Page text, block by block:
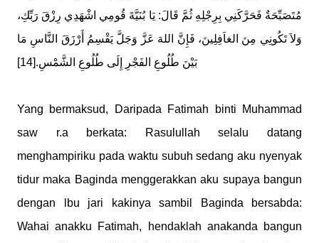
مُتَصَبِّحَةٌ فَحَرَّكَنِي بِرِجْلِهِ ثُمَّ قَالَ: يَا بُنَيَّةَ قُومِي اشْهَدِي رِزْقَ رَبِّكِ،
وَلاَ تَكُونِي مِنَ الغاَفِلِينَ، فَإِنَّ اللهَ عَزَّ وَجَلَّ يَقْسِمُ أَرْزَقَ النَّاسِ مَا
بَيْنَ طُلُوعِ الفَجْرِ إِلَى طُلُوعِ الشَّمْسِ.[14]
Yang bermaksud, Daripada Fatimah binti Muhammad
saw r.a berkata: Rasulullah selalu datang
menghampiriku pada waktu subuh sedang aku nyenyak
tidur maka Baginda menggerakkan aku supaya bangun
dengan lbu jari kakinya sambil Baginda bersabda:
Wahai anakku Fatimah, hendaklah anakanda bangun